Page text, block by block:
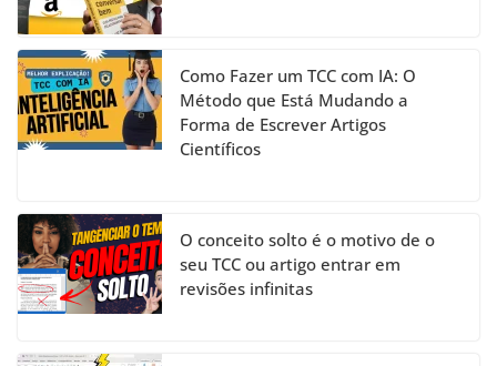
Como Fazer um TCC com IA: O
Método que Está Mudando a
Forma de Escrever Artigos
Científicos
O conceito solto é o motivo de o
seu TCC ou artigo entrar em
revisões infinitas